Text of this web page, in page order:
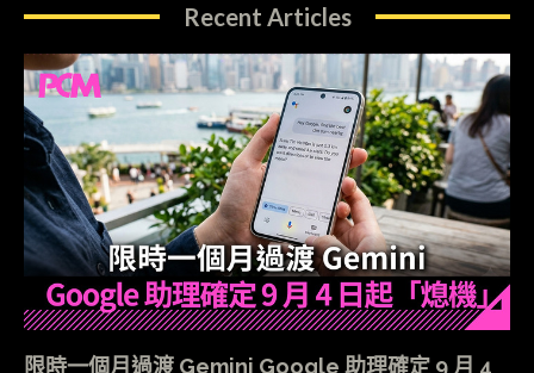
Recent Articles
限時一個月過渡 Gemini Google 助理確定 9 月 4